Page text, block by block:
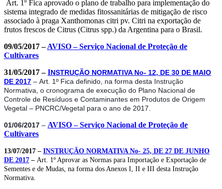
Art. 1º Fica aprovado o plano de trabalho para implementação do
sistema integrado de medidas fitossanitárias de mitigação de risco
associado à praga Xanthomonas citri pv. Citri na exportação de
frutos frescos de Citrus (Citrus spp.) da Argentina para o Brasil.
09/05/2017 –AVISO – Serviço Nacional de Proteção de
Cultivares
31/05/2017 –INSTRUÇÃO NORMATIVA No- 12, DE 30 DE MAIO
DE 2017 – Art. 1º Fica definido, na forma desta Instrução
Normativa, o cronograma de execução do Plano Nacional de
Controle de Resíduos e Contaminantes em Produtos de Origem
Vegetal – PNCRC/Vegetal para o ano de 2017.
01/06/2017 – AVISO – Serviço Nacional de Proteção de
Cultivares
13/07/2017 – INSTRUÇÃO NORMATIVA No- 25, DE 27 DE JUNHO
DE 2017 – Art. 1º Aprovar as Normas para Importação e Exportação de
Sementes e de Mudas, na forma dos Anexos I, II e III desta Instrução
Normativa.